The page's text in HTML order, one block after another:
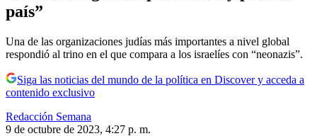
país”
Una de las organizaciones judías más importantes a nivel global
respondió al trino en el que compara a los israelíes con “neonazis”.
Siga las noticias del mundo de la política en Discover y acceda a
contenido exclusivo
Redacción Semana
9 de octubre de 2023, 4:27 p. m.